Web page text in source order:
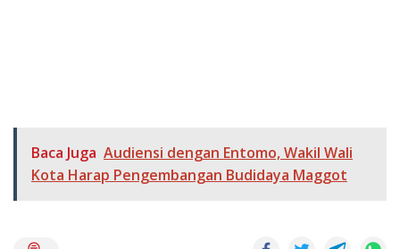
Baca Juga Audiensi dengan Entomo, Wakil Wali
Kota Harap Pengembangan Budidaya Maggot